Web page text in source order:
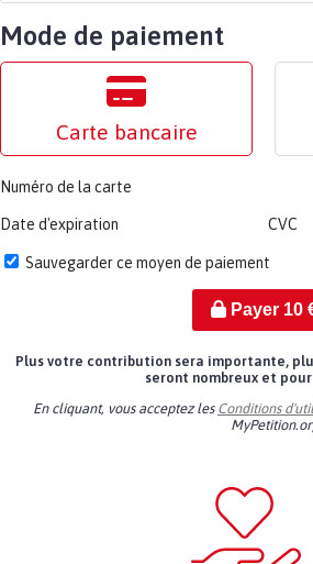
Mode de paiement
Carte bancaire
Numéro de la carte
Date d'expiration CVC
Sauvegarder ce moyen de paiement
Payer 10
Plus votre contribution sera importante,
seront nombreux et
En cliquant, vous acceptez les Conditions